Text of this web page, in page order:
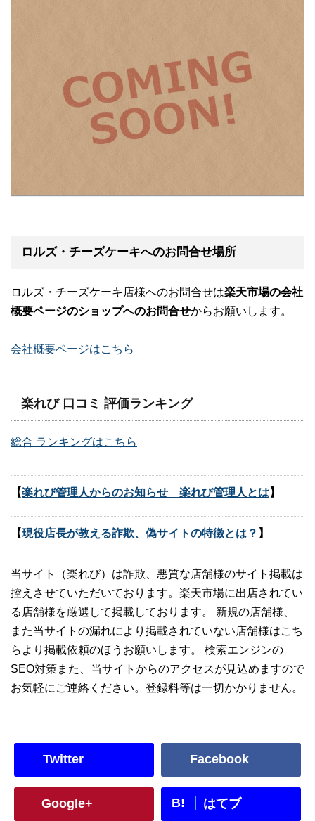
ロルズ・チーズケーキへのお問合せ場所
ロルズ・チーズケーキ店様へのお問合せは楽天市場の会社
概要ページのショップへのお問合せからお願いします。
会社概要ページはこちら
楽れび 口コミ 評価ランキング
総合 ランキングはこちら
【楽れび管理人からのお知らせ 楽れび管理人とは 】
【現役店長が教える詐欺、偽サイトの特徴とは？ 】
当サイト（楽れび）は詐欺、悪質な店舗様のサイト掲載は
控えさせていただいております。楽天市場に出店されてい
る店舗様を厳選して掲載しております。 新規の店舗様、
また当サイトの漏れにより掲載されていない店舗様はこち
らより掲載依頼のほうお願いします。 検索エンジンの
SEO対策また、当サイトからのアクセスが見込めますので
お気軽にご連絡ください。登録料等は一切かかりません。
Twitter Facebook
Google+ B! はてブ